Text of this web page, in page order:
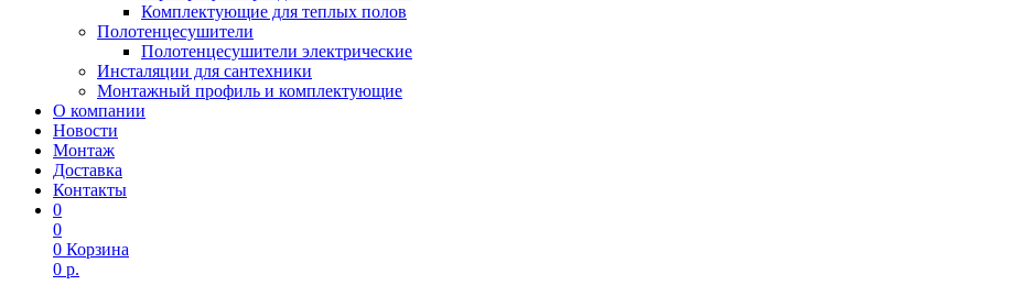
Комплектующие для теплых полов
Полотенцесушители
Полотенцесушители электрические
Инсталяции для сантехники
Монтажный профиль и комплектующие
О компании
Новости
Монтаж
Доставка
Контакты
0
0
0 Корзина
0 р.